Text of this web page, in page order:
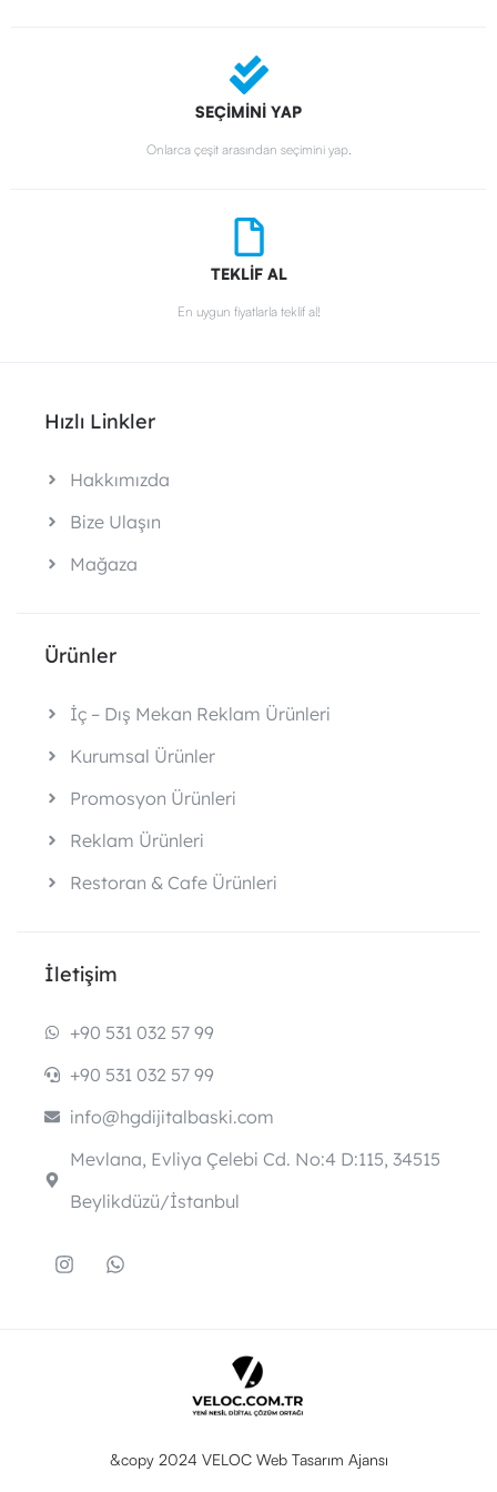
SEÇİMİNİ YAP
Onlarca çeşit arasından seçimini yap.
TEKLİF AL
En uygun fiyatlarla teklif al!
Hızlı Linkler
Hakkımızda
Bize Ulaşın
Mağaza
Ürünler
İç – Dış Mekan Reklam Ürünleri
Kurumsal Ürünler
Promosyon Ürünleri
Reklam Ürünleri
Restoran & Cafe Ürünleri
İletişim
+90 531 032 57 99
+90 531 032 57 99
info@hgdijitalbaski.com
Mevlana, Evliya Çelebi Cd. No:4 D:115, 34515
Beylikdüzü/İstanbul
&copy 2024 VELOC Web Tasarım Ajansı